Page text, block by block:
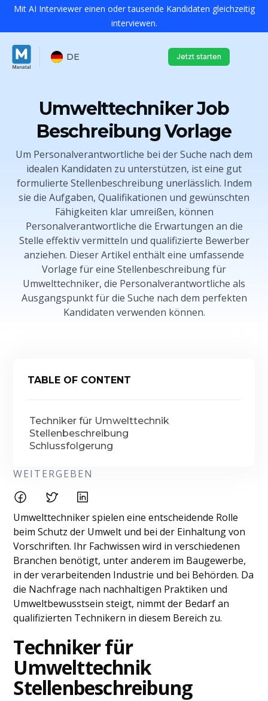
Mit AI Interviewer einen oder tausende Kandidaten gleichzeitig
interviewen.
DE Jetzt starten
Umwelttechniker Job
Beschreibung Vorlage
Um Personalverantwortliche bei der Suche nach dem
idealen Kandidaten zu unterstützen, ist eine gut
formulierte Stellenbeschreibung unerlässlich. Indem
sie die Aufgaben, Qualifikationen und gewünschten
Fähigkeiten klar umreißen, können
Personalverantwortliche die Erwartungen an die
Stelle effektiv vermitteln und qualifizierte Bewerber
anziehen. Dieser Artikel enthält eine umfassende
Vorlage für eine Stellenbeschreibung für
Umwelttechniker, die Personalverantwortliche als
Ausgangspunkt für die Suche nach dem perfekten
Kandidaten verwenden können.
TABLE OF CONTENT
Techniker für Umwelttechnik
Stellenbeschreibung
Schlussfolgerung
WEITERGEBEN
Umwelttechniker spielen eine entscheidende Rolle
beim Schutz der Umwelt und bei der Einhaltung von
Vorschriften. Ihr Fachwissen wird in verschiedenen
Branchen benötigt, unter anderem im Baugewerbe,
in der verarbeitenden Industrie und bei Behörden. Da
die Nachfrage nach nachhaltigen Praktiken und
Umweltbewusstsein steigt, nimmt der Bedarf an
qualifizierten Technikern in diesem Bereich zu.
Techniker für
Umwelttechnik
Stellenbeschreibung